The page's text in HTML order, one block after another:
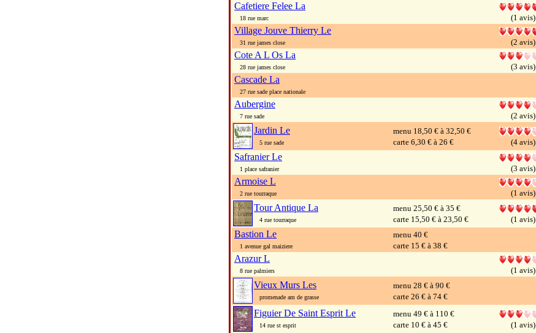
Cafetiere Felee La
18 rue marc (1 avis)
Village Jouve Thierry Le
31 rue james close (2 avis)
Cote A L Os La
28 rue james close (3 avis)
Cascade La
27 rue sade place nationale
Aubergine
7 rue sade (2 avis)
Jardin Le
5 rue sade
menu 18,50 € à 32,50 €
carte 6,30 € à 26 €
(4 avis)
Safranier Le
1 place safranier (3 avis)
Armoise L
2 rue tourraque (1 avis)
Tour Antique La
4 rue tourraque
menu 25,50 € à 35 €
carte 15,50 € à 23,50 €
(1 avis)
Bastion Le
1 avenue gal maiziere
menu 40 €
carte 15 € à 38 €
Arazur L
8 rue palmiers (1 avis)
Vieux Murs Les
promenade am de grasse
menu 28 € à 90 €
carte 26 € à 74 €
Figuier De Saint Esprit Le
14 rue st esprit
menu 49 € à 110 €
carte 10 € à 45 €
(1 avis)